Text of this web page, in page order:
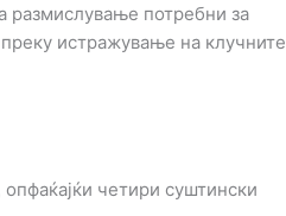
размислување потребни за
истражување на клучните
четири суштински